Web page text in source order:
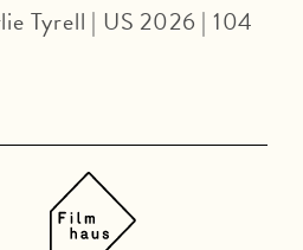
Tyrell | US 2026 | 104